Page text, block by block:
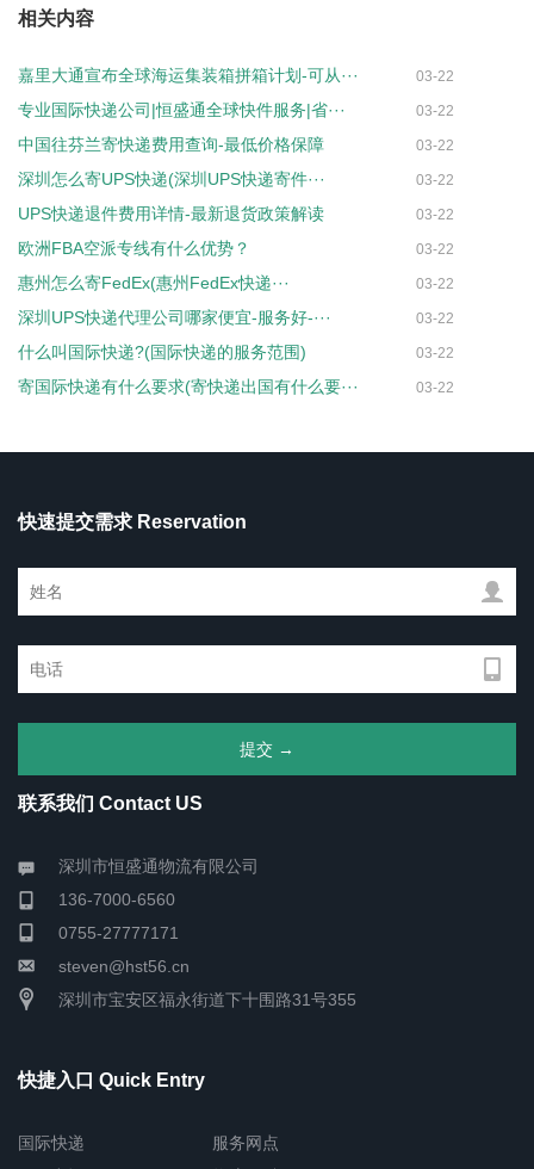
相关内容
嘉里大通宣布全球海运集装箱拼箱计划-可从··· 03-22
专业国际快递公司|恒盛通全球快件服务|省··· 03-22
中国往芬兰寄快递费用查询-最低价格保障 03-22
深圳怎么寄UPS快递(深圳UPS快递寄件··· 03-22
UPS快递退件费用详情-最新退货政策解读 03-22
欧洲FBA空派专线有什么优势？ 03-22
惠州怎么寄FedEx(惠州FedEx快递··· 03-22
深圳UPS快递代理公司哪家便宜-服务好-··· 03-22
什么叫国际快递?(国际快递的服务范围) 03-22
寄国际快递有什么要求(寄快递出国有什么要··· 03-22
快速提交需求 Reservation
联系我们 Contact US
深圳市恒盛通物流有限公司
136-7000-6560
0755-27777171
steven@hst56.cn
深圳市宝安区福永街道下十围路31号355
快捷入口 Quick Entry
国际快递
服务网点